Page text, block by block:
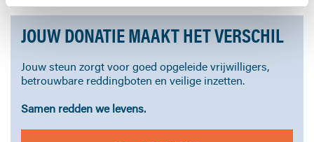
JOUW DONATIE MAAKT HET VERSCHIL
Jouw steun zorgt voor goed opgeleide vrijwilligers,
betrouwbare reddingboten en veilige inzetten.
Samen redden we levens.